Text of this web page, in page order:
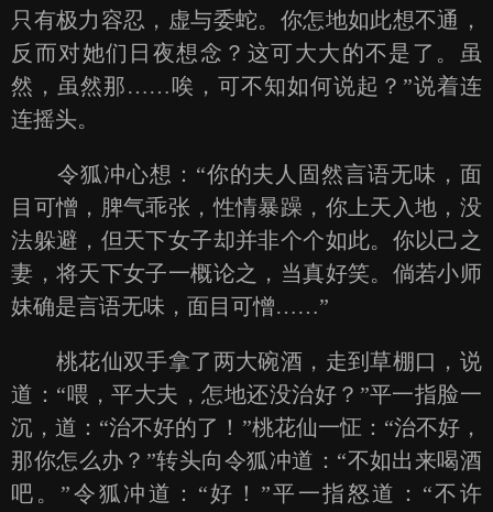
只有极力容忍，虚与委蛇。你怎地如此想不通，
反而对她们日夜想念？这可大大的不是了。虽
然，虽然那……唉，可不知如何说起？”说着连
连摇头。
令狐冲心想：“你的夫人固然言语无味，面
目可憎，脾气乖张，性情暴躁，你上天入地，没
法躲避，但天下女子却并非个个如此。你以己之
妻，将天下女子一概论之，当真好笑。倘若小师
妹确是言语无味，面目可憎……”
桃花仙双手拿了两大碗酒，走到草棚口，说
道：“喂，平大夫，怎地还没治好？”平一指脸一
沉，道：“治不好的了！”桃花仙一怔：“治不好，
那你怎么办？”转头向令狐冲道：“不如出来喝酒
吧。”令狐冲道：“好！”平一指怒道：“不许